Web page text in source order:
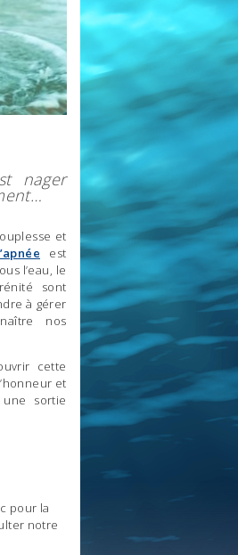
nager
et
est
l’eau, le
sont
à gérer
nos
cette
et
sortie
pour la
notre